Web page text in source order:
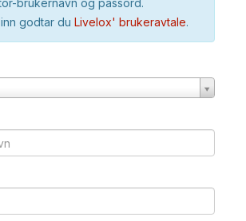
brukernavn og passord.
godtar du Livelox' brukeravtale.